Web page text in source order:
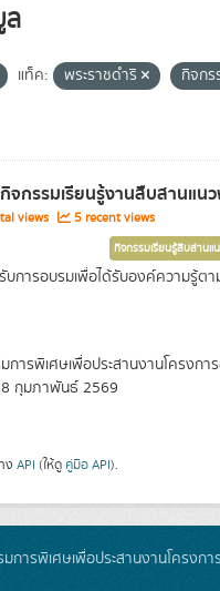
แท็ค: พระราชดำริ
กิจกร
จกรรมเรียนรู้งานสืบสานแน
views 5 recent views
กิจกรรมเรียนรู้สืบสานแ
บการอบรมเพื่อได้รับองค์ความรู้ตา
ารพิเศษเพื่อประสานงานโครงกา
กุมภาพันธ์ 2569
ง API (ให้ดู คู่มือ API).
การพิเศษเพื่อประสานงานโครงกา